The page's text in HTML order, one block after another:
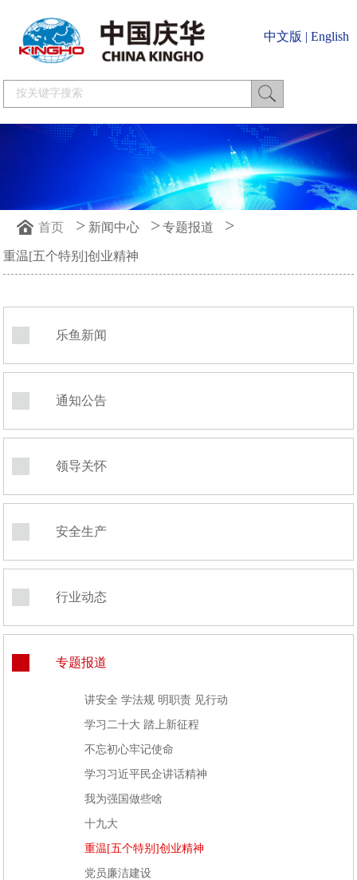
中文版 | English
首页 > 新闻中心 > 专题报道 >
重温[五个特别]创业精神
乐鱼新闻
通知公告
领导关怀
安全生产
行业动态
专题报道
讲安全 学法规 明职责 见行动
学习二十大 踏上新征程
不忘初心牢记使命
学习习近平民企讲话精神
我为强国做些啥
十九大
重温[五个特别]创业精神
党员廉洁建设